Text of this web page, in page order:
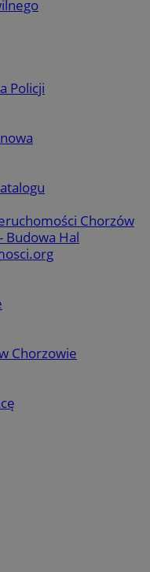
Policji
Chorzów
Budowa Hal
Chorzowie